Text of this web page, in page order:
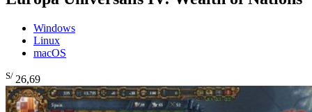
Windows
Linux
macOS
S/ 26,69